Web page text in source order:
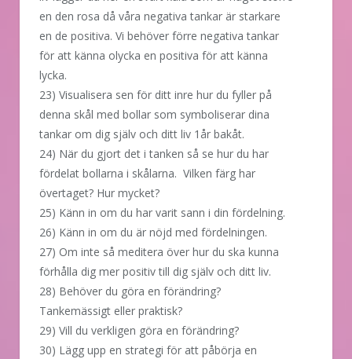
en den rosa då våra negativa tankar är starkare
en de positiva. Vi behöver förre negativa tankar
för att känna olycka en positiva för att känna
lycka.
23) Visualisera sen för ditt inre hur du fyller på
denna skål med bollar som symboliserar dina
tankar om dig själv och ditt liv 1år bakåt.
24) När du gjort det i tanken så se hur du har
fördelat bollarna i skålarna. Vilken färg har
övertaget? Hur mycket?
25) Känn in om du har varit sann i din fördelning.
26) Känn in om du är nöjd med fördelningen.
27) Om inte så meditera över hur du ska kunna
förhålla dig mer positiv till dig själv och ditt liv.
28) Behöver du göra en förändring?
Tankemässigt eller praktisk?
29) Vill du verkligen göra en förändring?
30) Lägg upp en strategi för att påbörja en